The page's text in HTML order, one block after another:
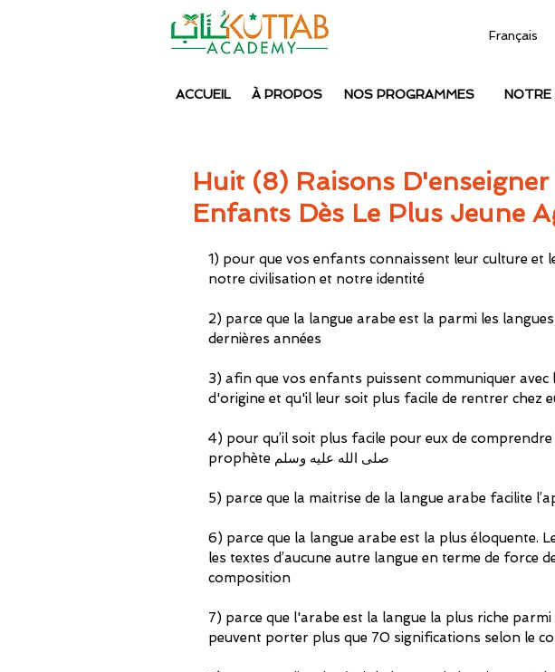
Français
NOS PROGRAMMES NOTRE
ACCUEIL À PROPOS
Huit (8) Raisons
Enfants Dès Le Plus Jeune
1) pour que vos enfants connaissent leur culture et
notre civilisation et notre identité
2) parce que la langue arabe est la parmi les
dernières années
3) afin que vos enfants puissent communiquer
d'origine et qu'il leur soit plus facile de rentrer chez
4) pour qu’il soit plus facile pour eux de
prophète صلى الله عليه وسلم
5) parce que la maitrise de la langue arabe facilite
6) parce que la langue arabe est la plus éloquente.
les textes d’aucune autre langue en terme de force
composition
7) parce que l'arabe est la langue la plus riche
peuvent porter plus que 70 significations selon le